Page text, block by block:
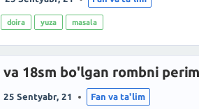
doira yuza masala
18sm bo'lgan rombni
25 Sentyabr, 21 Fan va ta'lim